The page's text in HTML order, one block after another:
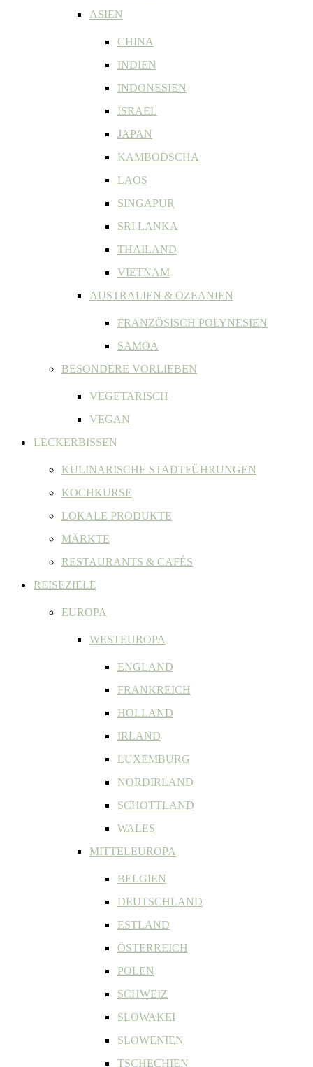
ASIEN
CHINA
INDIEN
INDONESIEN
ISRAEL
JAPAN
KAMBODSCHA
LAOS
SINGAPUR
SRI LANKA
THAILAND
VIETNAM
AUSTRALIEN & OZEANIEN
FRANZÖSISCH POLYNESIEN
SAMOA
BESONDERE VORLIEBEN
VEGETARISCH
VEGAN
LECKERBISSEN
KULINARISCHE STADTFÜHRUNGEN
KOCHKURSE
LOKALE PRODUKTE
MÄRKTE
RESTAURANTS & CAFÉS
REISEZIELE
EUROPA
WESTEUROPA
ENGLAND
FRANKREICH
HOLLAND
IRLAND
LUXEMBURG
NORDIRLAND
SCHOTTLAND
WALES
MITTELEUROPA
BELGIEN
DEUTSCHLAND
ESTLAND
ÖSTERREICH
POLEN
SCHWEIZ
SLOWAKEI
SLOWENIEN
TSCHECHIEN